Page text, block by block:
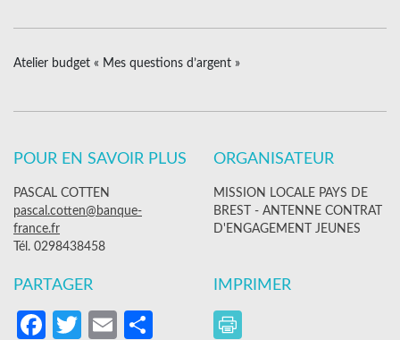
Atelier budget « Mes questions d’argent »
POUR EN SAVOIR PLUS
PASCAL COTTEN
pascal.cotten@banque-
france.fr
Tél. 0298438458
ORGANISATEUR
MISSION LOCALE PAYS DE
BREST - ANTENNE CONTRAT
D'ENGAGEMENT JEUNES
PARTAGER
Facebook
Twitter
EmailPartager
IMPRIMER